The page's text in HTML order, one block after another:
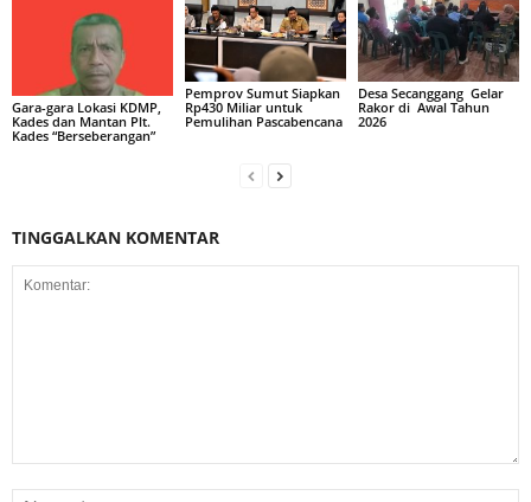
Gara-gara Lokasi KDMP,
Kades dan Mantan Plt.
Kades “Berseberangan”
Pemprov Sumut Siapkan
Rp430 Miliar untuk
Pemulihan Pascabencana
Desa Secanggang Gelar
Rakor di Awal Tahun
2026
TINGGALKAN KOMENTAR